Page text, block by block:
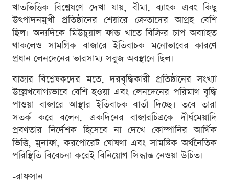
খাতভিত্তিক বিশ্লেষণে দেখা যায়, বীমা, ব্যাংক এবং কিছু
উৎপাদনমুখী প্রতিষ্ঠানের শেয়ারে ক্রেতাদের আগ্রহ বেশি
ছিল। অন্যদিকে মিউচুয়াল ফান্ড খাতে বিক্রির চাপ অব্যাহত
থাকলেও সামগ্রিক বাজারে ইতিবাচক মনোভাবের কারণে
প্রধান লেনদেনের ভারসাম্য সবুজ অবস্থানে ছিল।
বাজার বিশ্লেষকদের মতে, দরবৃদ্ধিকারী প্রতিষ্ঠানের সংখ্যা
উল্লেখযোগ্যভাবে বেশি হওয়া এবং লেনদেনের পরিমাণ বৃদ্ধি
পাওয়া বাজারে আস্থার ইতিবাচক বার্তা দিচ্ছে। তবে তারা
সতর্ক করে বলেন, একদিনের বাজারচিত্রকে দীর্ঘমেয়াদি
প্রবণতার নির্দেশক হিসেবে না দেখে কোম্পানির আর্থিক
ভিত্তি, মুনাফা, করপোরেট ঘোষণা এবং সামষ্টিক অর্থনৈতিক
পরিস্থিতি বিবেচনা করেই বিনিয়োগ সিদ্ধান্ত নেওয়া উচিত।
-রাফসান